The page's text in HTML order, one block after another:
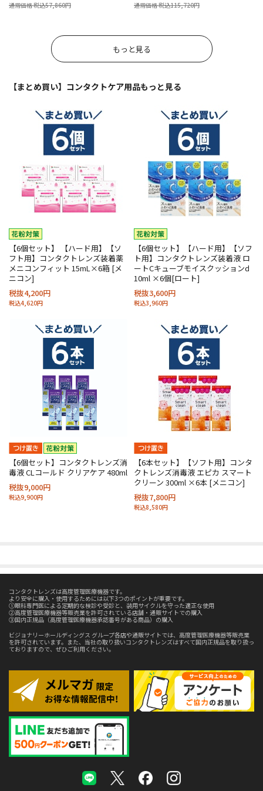
通常価格 税込57,860円
通常価格 税込115,720円
もっと見る
【まとめ買い】コンタクトケア用品もっと見る
【6個セット】 【ハード用】【ソ
フト用】コンタクトレンズ装着薬
メニコンフィット 15mL×6箱 [メ
ニコン]
税抜4,200円
税込4,620円
【6個セット】【ハード用】【ソフ
ト用】コンタクトレンズ装着液 ロ
ートCキューブモイスクッションd
10ml ×6個[ロート]
税抜3,600円
税込3,960円
【6個セット】コンタクトレンズ消
毒液 CLコールド クリアケア 480ml
税抜9,000円
税込9,900円
【6本セット】【ソフト用】コンタ
クトレンズ消毒液 エピカ スマート
クリーン 300ml ×6本 [メニコン]
税抜7,800円
税込8,580円
コンタクトレンズは高度管理医療機器です。
より安全に購入・使用するためには以下3つのポイントが重要です。
①眼科専門医による定期的な検診や受診と、装用サイクルを守った適正な使用
②高度管理医療機器等販売業を許可されている店舗・通販サイトでの購入
③国内正規品（高度管理医療機器承認番号がある商品）の購入
ビジョナリーホールディングス グループ各店や通販サイトでは、高度管理医療機器等販売業
を許可されています。また、当社の取り扱いコンタクトレンズはすべて国内正規品を取り扱っ
ておりますので、ぜひご利用ください。